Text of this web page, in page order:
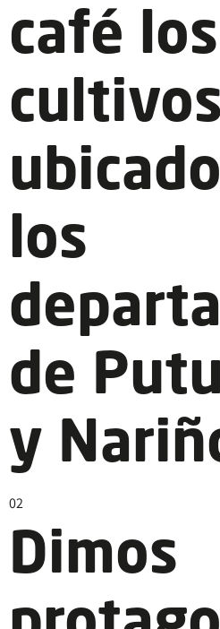
café los
cultivos
los
de
y
02
Dimos